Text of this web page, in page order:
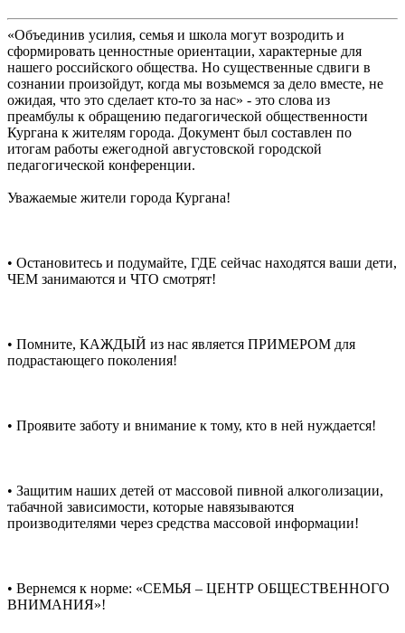
«Объединив усилия, семья и школа могут возродить и
сформировать ценностные ориентации, характерные для
нашего российского общества. Но существенные сдвиги в
сознании произойдут, когда мы возьмемся за дело вместе, не
ожидая, что это сделает кто-то за нас» - это слова из
преамбулы к обращению педагогической общественности
Кургана к жителям города. Документ был составлен по
итогам работы ежегодной августовской городской
педагогической конференции.
Уважаемые жители города Кургана!
• Остановитесь и подумайте, ГДЕ сейчас находятся ваши дети,
ЧЕМ занимаются и ЧТО смотрят!
• Помните, КАЖДЫЙ из нас является ПРИМЕРОМ для
подрастающего поколения!
• Проявите заботу и внимание к тому, кто в ней нуждается!
• Защитим наших детей от массовой пивной алкоголизации,
табачной зависимости, которые навязываются
производителями через средства массовой информации!
• Вернемся к норме: «СЕМЬЯ – ЦЕНТР ОБЩЕСТВЕННОГО
ВНИМАНИЯ»!